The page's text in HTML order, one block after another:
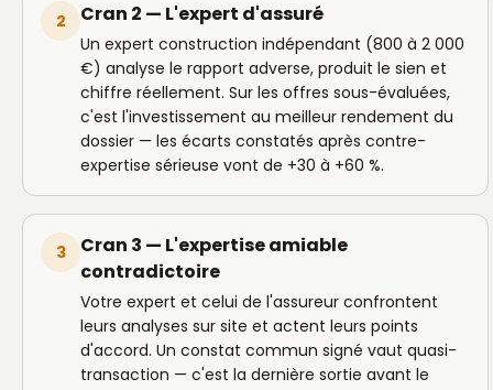
2 Cran 2 — L'expert d'assuré
Un expert construction indépendant (800 à 2 000
€) analyse le rapport adverse, produit le sien et
chiffre réellement. Sur les offres sous-évaluées,
c'est l'investissement au meilleur rendement du
dossier — les écarts constatés après contre-
expertise sérieuse vont de +30 à +60 %.
3
Cran 3 — L'expertise amiable
contradictoire
Votre expert et celui de l'assureur confrontent
leurs analyses sur site et actent leurs points
d'accord. Un constat commun signé vaut quasi-
transaction — c'est la dernière sortie avant le